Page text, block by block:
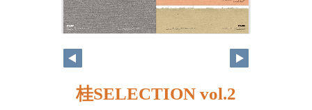
桂SELECTION vol.2